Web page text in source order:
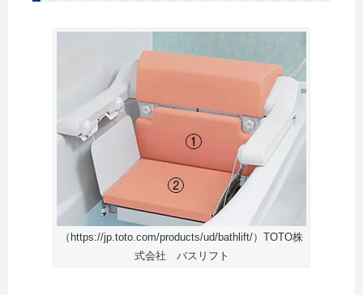
（https://jp.toto.com/products/ud/bathlift/）TOTO株
式会社 バスリフト